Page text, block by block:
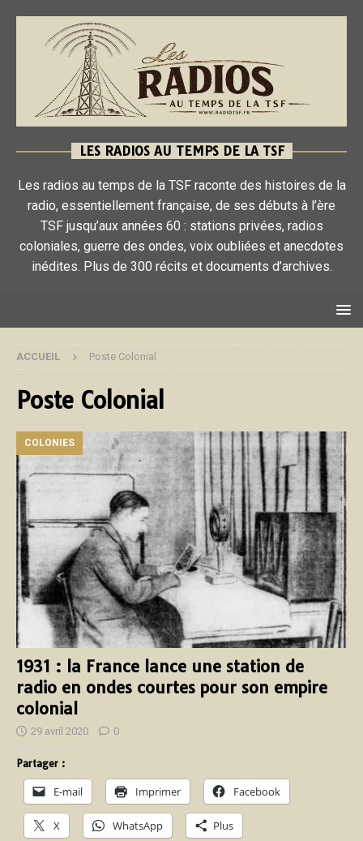
LES RADIOS AU TEMPS DE LA TSF
Les radios au temps de la TSF raconte des histoires de la
radio, essentiellement française, de ses débuts à l’ère
TSF jusqu’aux années 60 : stations privées, radios
coloniales, guerre des ondes, voix oubliées et anecdotes
inédites. Plus de 300 récits et documents d’archives.
ACCUEIL Poste Colonial
Poste Colonial
COLONIES
1931 : la France lance une station de
radio en ondes courtes pour son empire
colonial
29 avril 2020 0
Partager :
E-mail Imprimer Facebook
X WhatsApp Plus